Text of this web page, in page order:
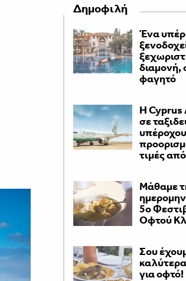
Δημοφιλή
Ένα
διαμονή,
φαγητό
H
σε
τιμές
Μάθαμε
5ο
Οφτού
Σου
για οφτό!